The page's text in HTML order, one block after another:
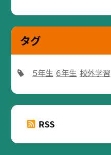
タグ
５年生 ６年生 校外学習
RSS